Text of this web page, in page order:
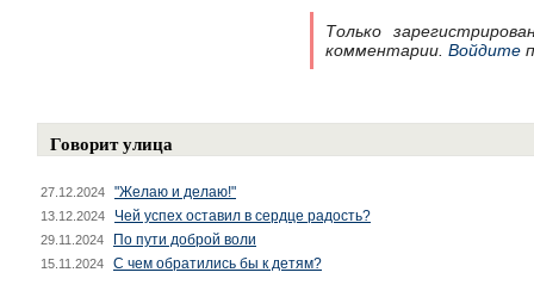
Только
комментарии. Войдите
Говорит улица
27.12.2024 "Желаю и делаю!"
13.12.2024 Чей успех оставил в сердце радость?
29.11.2024 По пути доброй воли
15.11.2024 С чем обратились бы к детям?